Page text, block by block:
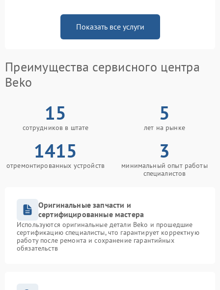
Показать все услуги
Преимущества сервисного центра
Beko
15
сотрудников в штате
5
лет на рынке
1415
отремонтированных устройств
3
минимальный опыт работы
специалистов
Оригинальные запчасти и
сертифицированные мастера
Используются оригинальные детали Beko и прошедшие
сертификацию специалисты, что гарантирует корректную
работу после ремонта и сохранение гарантийных
обязательств